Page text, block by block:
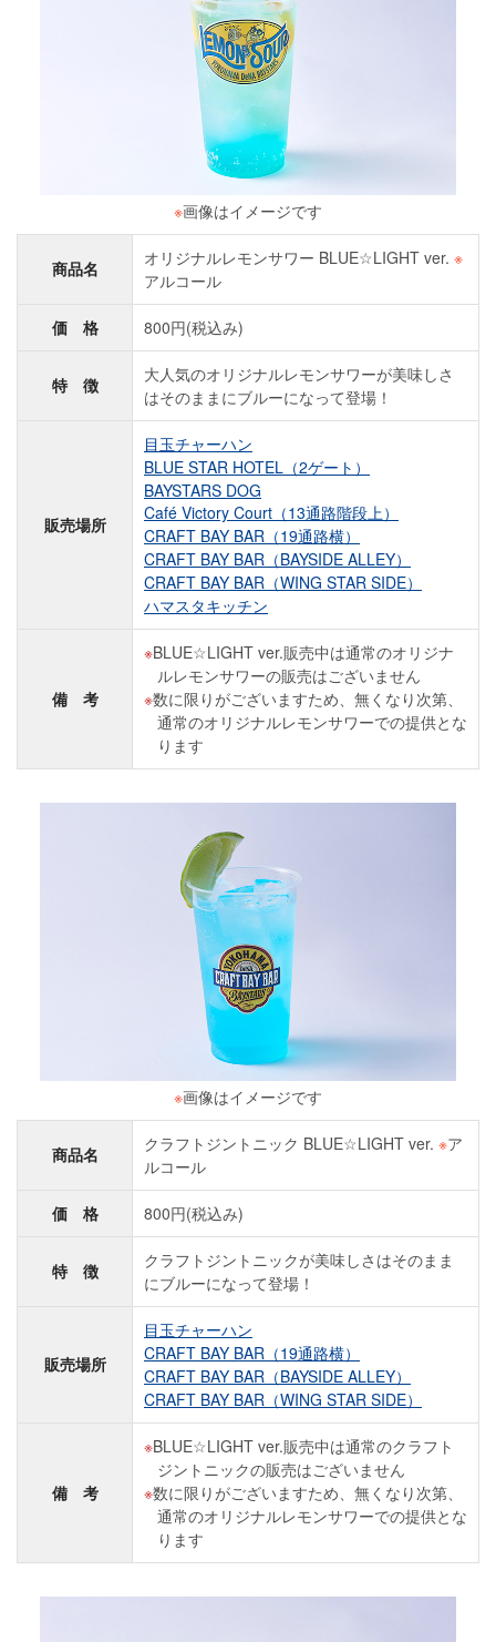
※画像はイメージです
商品名 オリジナルレモンサワー BLUE☆LIGHT ver. ※
アルコール
価 格 800円(税込み)
特 徴
大人気のオリジナルレモンサワーが美味しさ
はそのままにブルーになって登場！
販売場所
目玉チャーハン
BLUE STAR HOTEL（2ゲート）
BAYSTARS DOG
Café Victory Court（13通路階段上）
CRAFT BAY BAR（19通路横）
CRAFT BAY BAR（BAYSIDE ALLEY）
CRAFT BAY BAR（WING STAR SIDE）
ハマスタキッチン
備 考
BLUE☆LIGHT ver.販売中は通常のオリジナ
ルレモンサワーの販売はございません
数に限りがございますため、無くなり次第、
通常のオリジナルレモンサワーでの提供とな
ります
※画像はイメージです
商品名 クラフトジントニック BLUE☆LIGHT ver. ※ア
ルコール
価 格 800円(税込み)
特 徴
クラフトジントニックが美味しさはそのまま
にブルーになって登場！
販売場所
目玉チャーハン
CRAFT BAY BAR（19通路横）
CRAFT BAY BAR（BAYSIDE ALLEY）
CRAFT BAY BAR（WING STAR SIDE）
備 考
BLUE☆LIGHT ver.販売中は通常のクラフト
ジントニックの販売はございません
数に限りがございますため、無くなり次第、
通常のオリジナルレモンサワーでの提供とな
ります